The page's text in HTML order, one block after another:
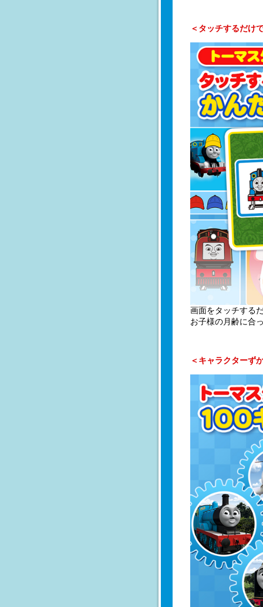
＜タッチするだけ
画面をタッチする
お子様の月齢に合
＜キャラクターず